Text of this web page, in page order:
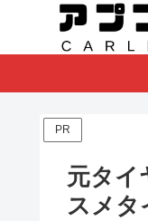
PR
元タイ
スメタ